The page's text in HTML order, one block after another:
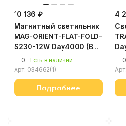
10 136 ₽
Магнитный светильник
MAG-ORIENT-FLAT-FOLD-
S230-12W Day4000 (BK,
80 deg, 48V, DALI) (1)
0
Есть в наличии
Арт. 034662(1)
Подробнее
4
deg)
0
Арт.